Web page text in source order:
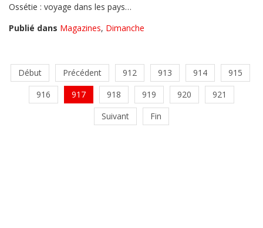
Ossétie : voyage dans les pays…
Publié dans Magazines, Dimanche
Début Précédent 912 913 914
915
916
917 918 919 920
921
Suivant
Fin